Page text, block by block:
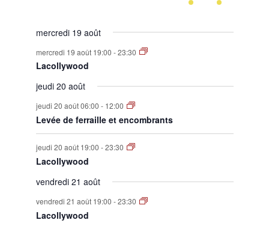
évènement,évènement,évènement,
mercredi 19 août
mercredi 19 août 19:00 -23:30
Lacollywood
jeudi 20 août
jeudi 20 août 06:00 - 12:00
Levée de ferraille et encombrants
jeudi 20 août 19:00 -23:30
Lacollywood
vendredi 21 août
vendredi 21 août 19:00 -23:30
Lacollywood